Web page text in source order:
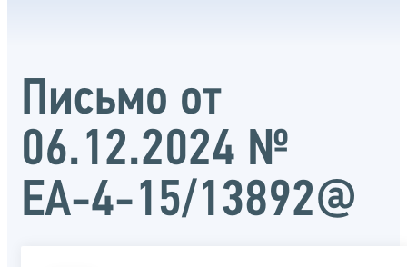
Письмо от
06.12.2024 №
ЕА-4-15/13892@